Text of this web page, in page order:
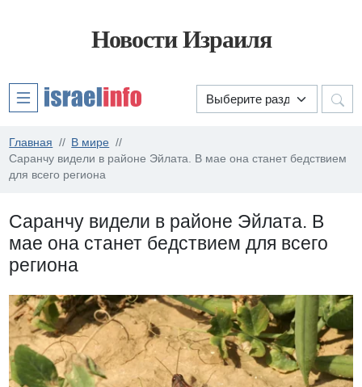
Новости Израиля
Главная
В мире
Саранчу видели в районе Эйлата. В мае она станет бедствием
для всего региона
Саранчу видели в районе Эйлата. В
мае она станет бедствием для всего
региона